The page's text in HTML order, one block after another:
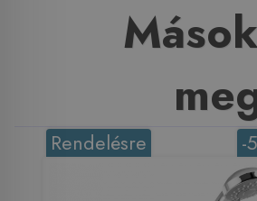
-
Rendelésre